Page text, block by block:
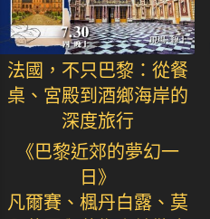
法國，不只巴黎：從餐
桌、宮殿到酒鄉海岸的
深度旅行
《巴黎近郊的夢幻一
日》
凡爾賽、楓丹白露、莫